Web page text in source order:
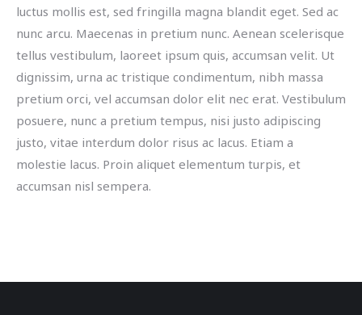
luctus mollis est, sed fringilla magna blandit eget. Sed ac
nunc arcu. Maecenas in pretium nunc. Aenean scelerisque
tellus vestibulum, laoreet ipsum quis, accumsan velit. Ut
dignissim, urna ac tristique condimentum, nibh massa
pretium orci, vel accumsan dolor elit nec erat. Vestibulum
posuere, nunc a pretium tempus, nisi justo adipiscing
justo, vitae interdum dolor risus ac lacus. Etiam a
molestie lacus. Proin aliquet elementum turpis, et
accumsan nisl sempera.